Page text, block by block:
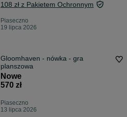
108 zł z Pakietem Ochronnym
Piaseczno
19 lipca 2026
Gloomhaven - nówka - gra
planszowa
Nowe
570 zł
Piaseczno
13 lipca 2026